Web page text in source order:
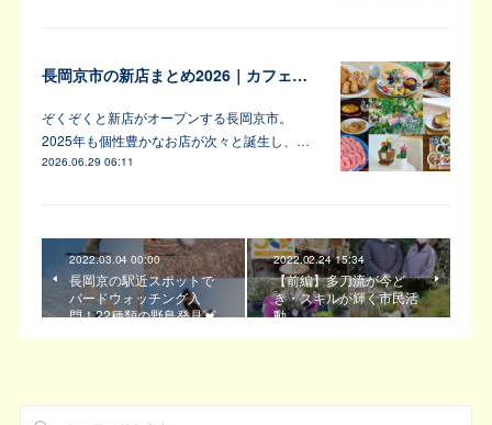
長岡京市の新店まとめ2026｜カフェ・居酒屋・韓国料理など注目6軒
ぞくぞくと新店がオープンする長岡京市。
2025年も個性豊かなお店が次々と誕生し、…
2026.06.29 06:11
2022.03.04 00:00
長岡京の駅近スポットで
バードウォッチング入
門！22種類の野鳥発見💓
2022.02.24 15:34
【前編】多刀流が今ど
き・スキルが輝く市民活
動